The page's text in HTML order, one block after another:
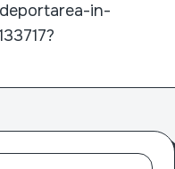
in-